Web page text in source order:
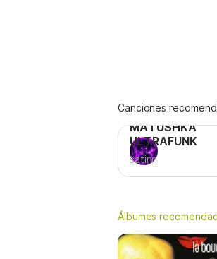
Canciones
MATUSHKA
ULTRAFUNK
satirin
Álbumes